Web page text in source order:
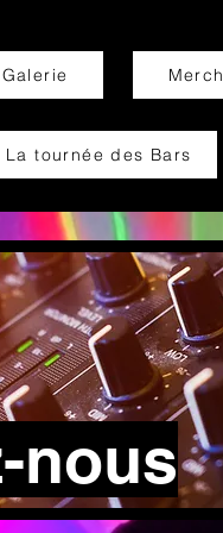
Galerie Merch
tournée des Bars
nous